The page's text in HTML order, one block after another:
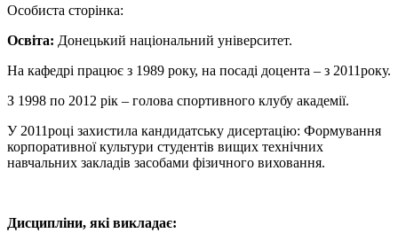
Особиста сторінка:
Освіта: Донецький національний університет.
На кафедрі працює з 1989 року, на посаді доцента – з 2011року.
З 1998 по 2012 рік – голова спортивного клубу академії.
У 2011році захистила кандидатську дисертацію: Формування
корпоративної культури студентів вищих технічних
навчальних закладів засобами фізичного виховання.
Дисципліни, які викладає: